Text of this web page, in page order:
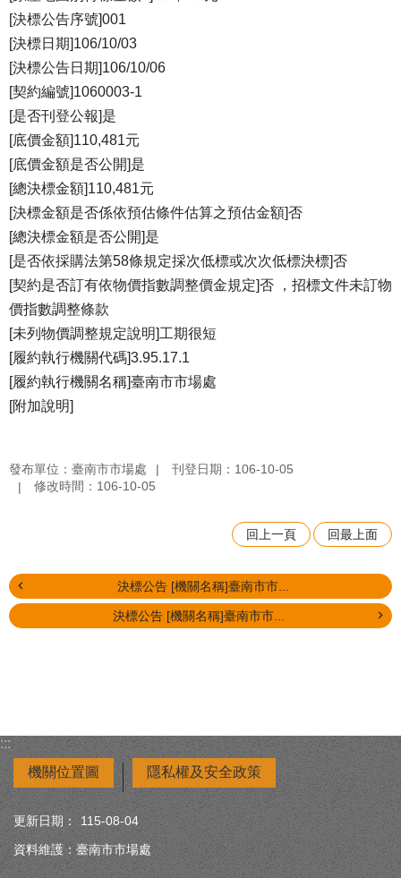
[決標公告序號]001
[決標日期]106/10/03
[決標公告日期]106/10/06
[契約編號]1060003-1
[是否刊登公報]是
[底價金額]110,481元
[底價金額是否公開]是
[總決標金額]110,481元
[決標金額是否係依預估條件估算之預估金額]否
[總決標金額是否公開]是
[是否依採購法第58條規定採次低標或次次低標決標]否
[契約是否訂有依物價指數調整價金規定]否 ，招標文件未訂物
價指數調整條款
[未列物價調整規定說明]工期很短
[履約執行機關代碼]3.95.17.1
[履約執行機關名稱]臺南市市場處
[附加說明]
發布單位：臺南市市場處
刊登日期：106-10-05
修改時間：106-10-05
回上一頁 回最上面
決標公告 [機關名稱]臺南市市...
決標公告 [機關名稱]臺南市市...
:::
機關位置圖
隱私權及安全政策
更新日期：
115-08-04
資料維護：臺南市市場處